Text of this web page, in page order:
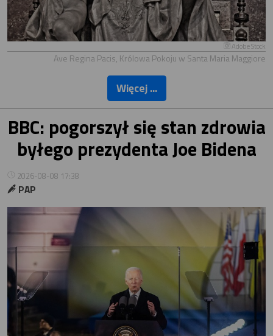
Adobe Stock
Ave Regina Pacis, Królowa Pokoju w Santa Maria Maggiore
Więcej ...
BBC: pogorszył się stan zdrowia
byłego prezydenta Joe Bidena
2026-08-08 17:38
PAP